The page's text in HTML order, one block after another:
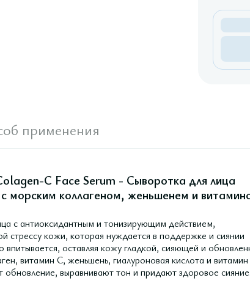
применения
C Face Serum - Сыворотка для лица
морским коллагеном, женьшенем и
с антиоксидантным и тонизирующим действием,
стрессу кожи, которая нуждается в поддержке и сиянии
впитывается, оставляя кожу гладкой, сияющей и
витамин С, женьшень, гиалуроновая кислота и
выравнивают тон и придают здоровое сияние.